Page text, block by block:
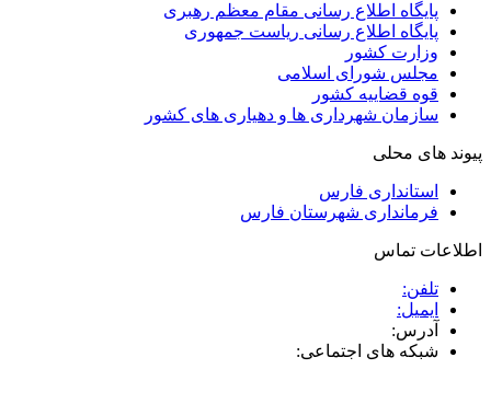
پایگاه اطلاع رسانی مقام معظم رهبری
پایگاه اطلاع رسانی ریاست جمهوری
وزارت کشور
مجلس شورای اسلامی
قوه قضاییه کشور
سازمان شهرداری ها و دهیاری های کشور
پیوند های محلی
استانداری فارس
فرمانداری شهرستان فارس
اطلاعات تماس
تلفن:
ایمیل:
آدرس:
شبکه های اجتماعی: